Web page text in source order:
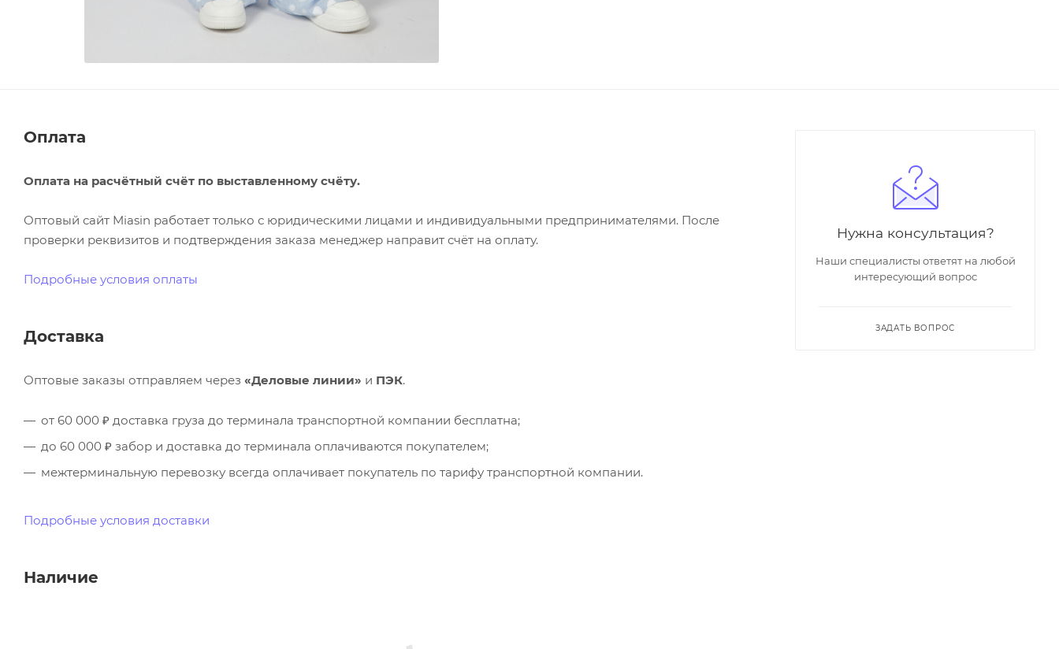
Оплата
Оплата на расчётный счёт по выставленному счёту.
Оптовый сайт Miasin работает только с юридическими лицами и индивидуальными предпринимателями. После
проверки реквизитов и подтверждения заказа менеджер направит счёт на оплату.
Подробные условия оплаты
Доставка
Оптовые заказы отправляем через «Деловые линии» и ПЭК.
от 60 000 ₽ доставка груза до терминала транспортной компании бесплатна;
до 60 000 ₽ забор и доставка до терминала оплачиваются покупателем;
межтерминальную перевозку всегда оплачивает покупатель по тарифу транспортной компании.
Подробные условия доставки
Наличие
Нужна консультация?
Наши специалисты ответят на любой
интересующий вопрос
ЗАДАТЬ ВОПРОС